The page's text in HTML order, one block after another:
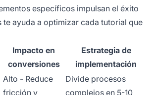
específicos impulsan el éxito
te ayuda a optimizar cada tutorial que
Impacto en
conversiones
Estrategia de
implementación
Alto - Reduce
fricción y
Divide procesos
complejos en 5-10